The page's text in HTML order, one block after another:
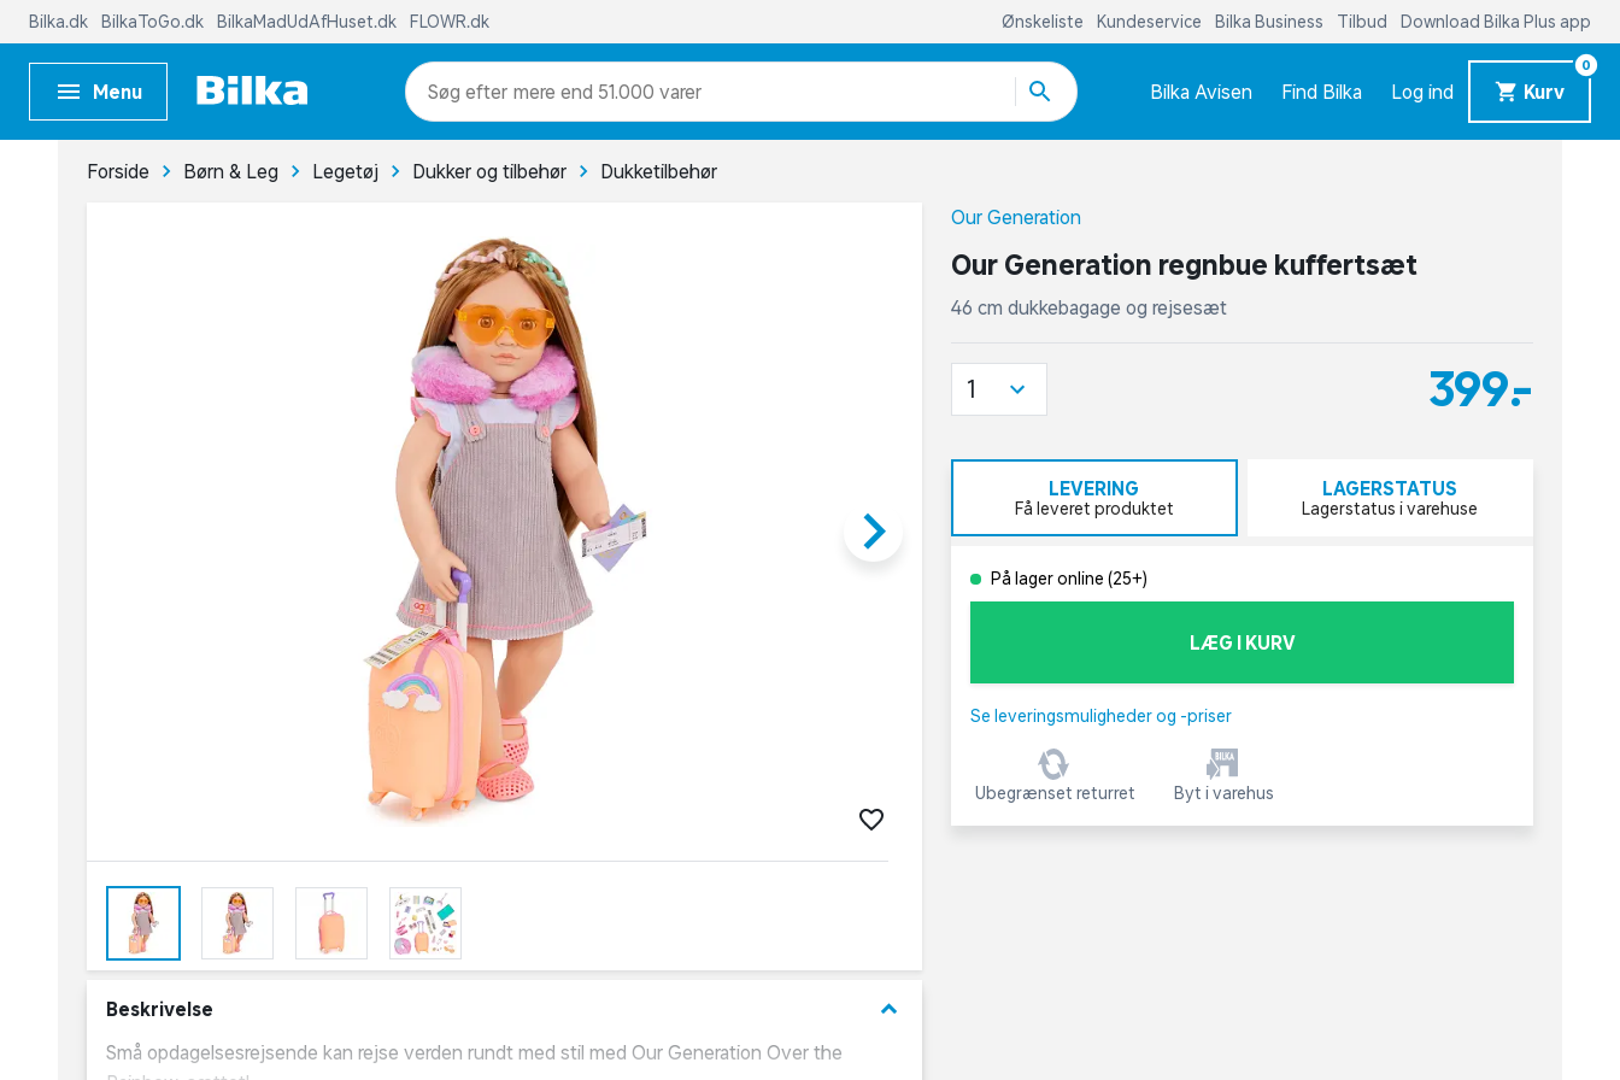
Bilka.dk BilkaToGo.dk BilkaMadUdAfHuset.dk FLOWR.dk Ønskeliste Kundeservice Bilka Business Tilbud Download Bilka Plus app
Menu mere end 51.000 varer Bilka Avisen Find Bilka Log ind Kurv
0
Forside Børn & Leg Legetøj Dukker og tilbehør Dukketilbehør
keyboard_arrow_right
Beskrivelse keyboard_arrow_down
Små opdagelsesrejsende kan rejse verden rundt med stil med Our Generation Over the
Our Generation
Our Generation regnbue kuffertsæt
46 cm dukkebagage og rejsesæt
399,-
1
LEVERING
Få leveret produktet
LAGERSTATUS
Lagerstatus i varehuse
På lager online (25+)
LÆG I KURV
Se leveringsmuligheder og -priser
Ubegrænset returret Byt i varehus